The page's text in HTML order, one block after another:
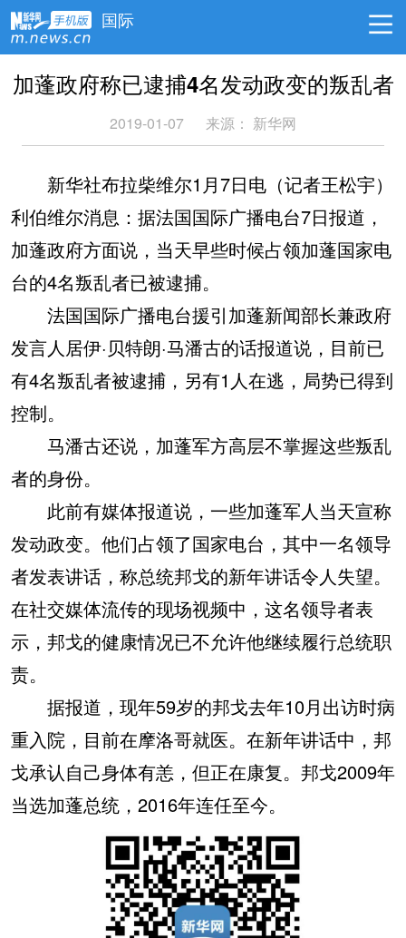
国际
加蓬政府称已逮捕4名发动政变的叛乱者
2019-01-07 来源： 新华网
新华社布拉柴维尔1月7日电（记者王松宇）
利伯维尔消息：据法国国际广播电台7日报道，
加蓬政府方面说，当天早些时候占领加蓬国家电
台的4名叛乱者已被逮捕。
法国国际广播电台援引加蓬新闻部长兼政府
发言人居伊·贝特朗·马潘古的话报道说，目前已
有4名叛乱者被逮捕，另有1人在逃，局势已得到
控制。
马潘古还说，加蓬军方高层不掌握这些叛乱
者的身份。
此前有媒体报道说，一些加蓬军人当天宣称
发动政变。他们占领了国家电台，其中一名领导
者发表讲话，称总统邦戈的新年讲话令人失望。
在社交媒体流传的现场视频中，这名领导者表
示，邦戈的健康情况已不允许他继续履行总统职
责。
据报道，现年59岁的邦戈去年10月出访时病
重入院，目前在摩洛哥就医。在新年讲话中，邦
戈承认自己身体有恙，但正在康复。邦戈2009年
当选加蓬总统，2016年连任至今。